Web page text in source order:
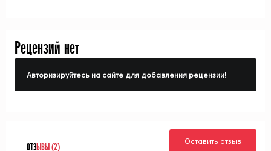
Рецензий нет
Авторизируйтесь на сайте для добавления рецензии!
ОТЗЫВЫ (2)
Оставить отзыв